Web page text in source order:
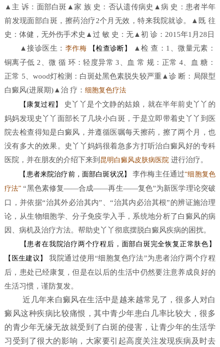
▲主 诉：面部白斑▲家 族 史：否认遗传病史▲病 史：患者半年
前发现面部白斑，擦药治疗2个月无效，特来我院就诊。▲既 往
史：体健，无外伤手术史▲过 敏 史：无▲初 诊：2015年1月28日
▲接诊医生： 李作梅 【检查诊断】
▲检 查：1、微量元素：
铜离子低 2、微 循 环：轻度异常 3、血 常 规：正常 4、血 糖：
正常 5、wood灯检测：白斑处黑色素脱失较严重▲诊 断：局限型
白癜风(进展期)▲治 疗：细胞复色疗法
【康复过程】
史丫丫是个文静的姑娘，就在半年前史丫丫的
妈妈发现史丫丫面部长了几块小白斑，于是立即带着史丫丫到医
院去检查得知是白癜风，并遵循医嘱每天擦药，擦了两个月，也
没有多大的效果。史丫丫妈妈很着急多方打听治白癜风好的专科
医院，并在朋友的介绍下来到 昆明白癜风皮肤病医院 进行治疗。
【患者来院治疗前，面部白斑状况】 李作梅主任通过“细胞复色
疗法” “黑色素修复——合成——再生——复色”为新医学理论突破
口，并依据“治其外必治其内”、“治其内必治其根”的辨证施治理
论，从生物细胞学、分子免疫学入手，系统地分析了白癜风的病
因、病机及治疗方法。帮助史丫丫彻底摆脱白癜风疾病的困扰。
【患者在我院治疗两个疗程后，面部白斑完全恢复正常肤色】
【医生建议】
我院通过使用“细胞复色疗法”为患者治疗两个疗程
后，患处已经康复，但是在以后的生活中仍然要注意养成良好的
生活习惯，谨防复发。
近几年来白癜风在生活中是越来越常见了，很多人对白
癜风这种疾病比较痛恨，其中青少年患白几率比较大，很多
的青少年无缘无故就受到了白斑的侵害，让青少年的生活学
习受到了很大的影响，大家要引起高度关注发现疾病及时去